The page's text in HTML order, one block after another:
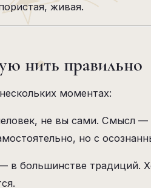
живая.
нить правильно
моментах:
не вы сами. Смысл
но с
в большинстве традиций.